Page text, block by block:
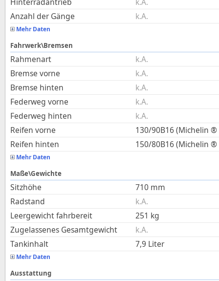
Anzahl der Gänge
k.A.
Mehr Daten
Fahrwerk\Bremsen
Rahmenart
k.A.
Bremse vorne
k.A.
Bremse hinten
k.A.
Federweg vorne
k.A.
Federweg hinten
k.A.
Reifen vorne
130/90B16 (Michelin
Reifen hinten
150/80B16 (Michelin
Mehr Daten
Maße\Gewichte
Sitzhöhe 710 mm
Radstand
k.A.
Leergewicht fahrbereit
251 kg
Zugelassenes Gesamtgewicht
k.A.
Tankinhalt
7,9 Liter
Mehr Daten
Ausstattung